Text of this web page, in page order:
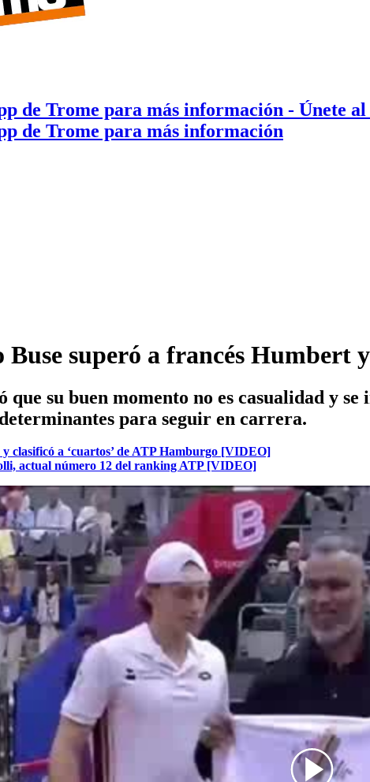
de Trome para más información - Únete
de Trome para más información
superó a francés Humbert
que su buen momento no es casualidad y
para seguir en carrera.
clasificó a ‘cuartos’ de ATP Hamburgo [VIDEO]
actual número 12 del ranking ATP [VIDEO]